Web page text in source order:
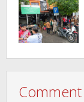
Comment